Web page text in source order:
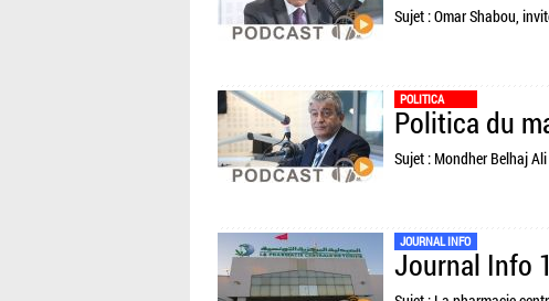
Sujet : Omar Shabou,
POLITICA
Politica du
Sujet : Mondher Belhaj
JOURNAL INFO
Journal Info